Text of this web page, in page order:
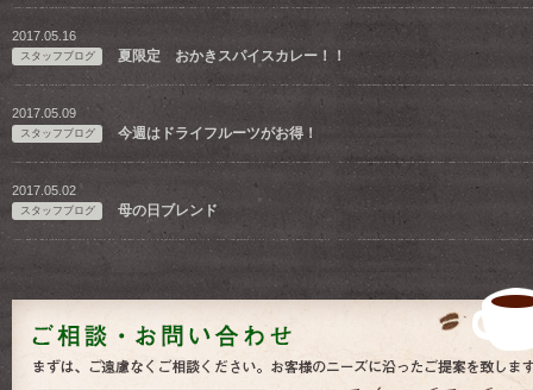
2017.05.16
スタッフブログ 夏限定 おかきスパイスカレー！！
2017.05.09
スタッフブログ 今週はドライフルーツがお得！
2017.05.02
スタッフブログ 母の日ブレンド